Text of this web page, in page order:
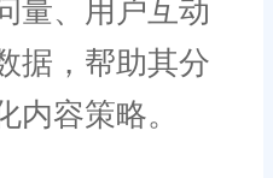
量、用户互动
据，帮助其分
内容策略。